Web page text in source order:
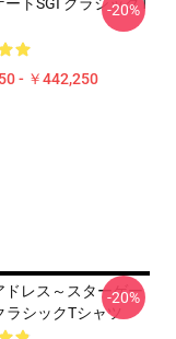
- ￥442,250
-20%
ドレス～スターゲー
ラシックTシャツ
-20%